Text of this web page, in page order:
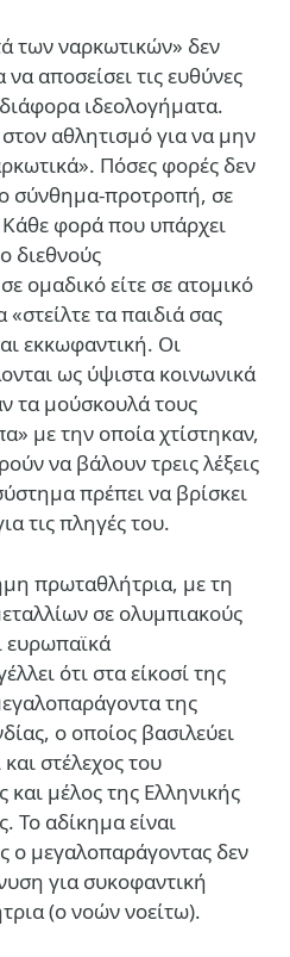
των ναρκωτικών» δεν
αποσείσει τις ευθύνες
ιδεολογήματα.
στον αθλητισμό για να μην
Πόσες φορές δεν
σύνθημα-προτροπή, σε
φορά που υπάρχει
διεθνούς
ομαδικό είτε σε ατομικό
τα παιδιά σας
εκκωφαντική. Οι
ως ύψιστα κοινωνικά
τα μούσκουλά τους
με την οποία χτίστηκαν,
να βάλουν τρεις λέξεις
πρέπει να βρίσκει
τις πληγές του.
πρωταθλήτρια, με τη
σε ολυμπιακούς
ευρωπαϊκά
ότι στα είκοσί της
της
ο οποίος βασιλεύει
στέλεχος του
μέλος της Ελληνικής
Το αδίκημα είναι
μεγαλοπαράγοντας δεν
για συκοφαντική
(ο νοών νοείτω).